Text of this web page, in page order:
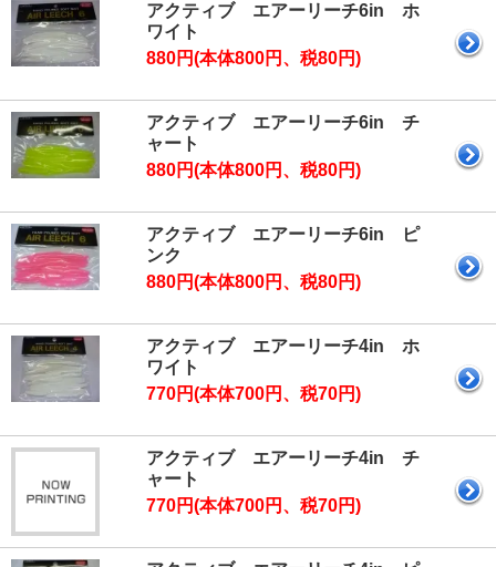
アクティブ エアーリーチ6in ホ
ワイト
880円(本体800円、税80円)
アクティブ エアーリーチ6in チ
ャート
880円(本体800円、税80円)
アクティブ エアーリーチ6in ピ
ンク
880円(本体800円、税80円)
アクティブ エアーリーチ4in ホ
ワイト
770円(本体700円、税70円)
アクティブ エアーリーチ4in チ
ャート
770円(本体700円、税70円)